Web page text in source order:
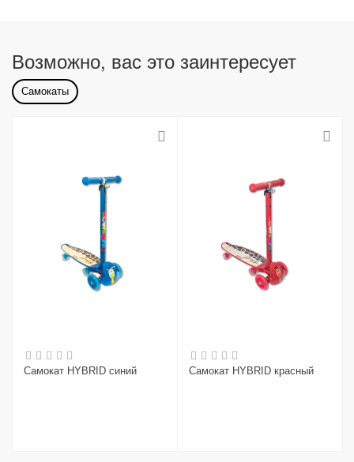
Возможно, вас это заинтересует
Самокаты
Самокат HYBRID синий Самокат HYBRID красный